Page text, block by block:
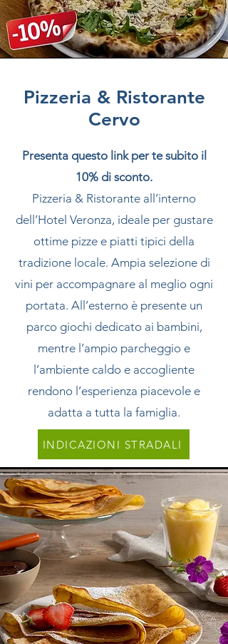
Pizzeria & Ristorante
Cervo
Presenta questo link per te subito il
10% di sconto.
Pizzeria & Ristorante all’interno
dell’Hotel Veronza, ideale per gustare
ottime pizze e piatti tipici della
tradizione locale. Ampia selezione di
vini per accompagnare al meglio ogni
portata. All’esterno è presente un
parco giochi dedicato ai bambini,
mentre l’ampio parcheggio e
l’ambiente caldo e accogliente
rendono l’esperienza piacevole e
adatta a tutta la famiglia.
INDICAZIONI STRADALI